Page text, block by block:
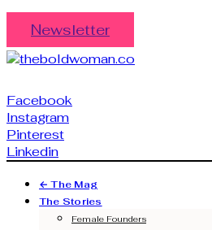
Newsletter
Facebook
Instagram
Pinterest
Linkedin
← The Mag
The Stories
Female Founders